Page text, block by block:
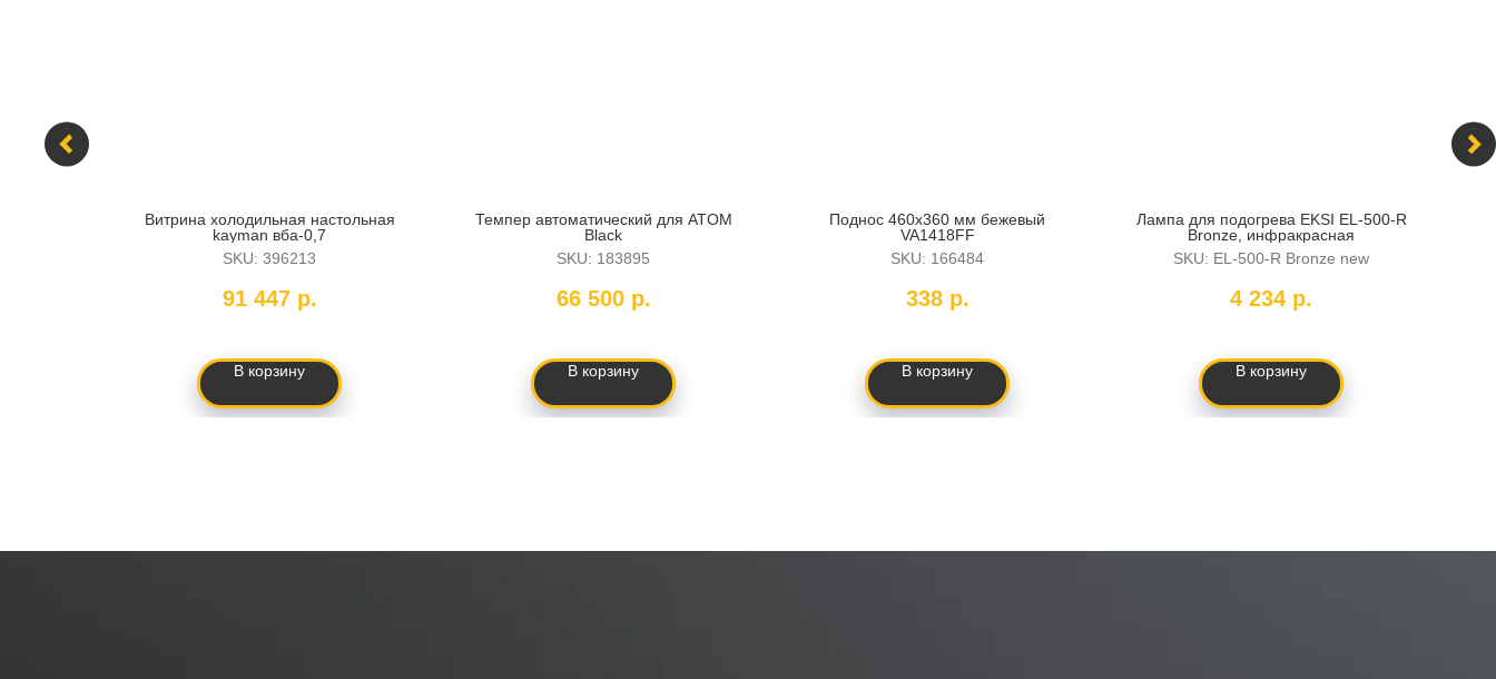
Витрина холодильная настольная
kayman вба-0,7
SKU: 396213
91 447 р.
В корзину
Темпер автоматический для ATOM
Black
SKU: 183895
66 500 р.
В корзину
Поднос 460х360 мм бежевый
VA1418FF
SKU: 166484
338 р.
В корзину
Лампа для подогрева EKSI EL-500-R
Bronze, инфракрасная
SKU: EL-500-R Bronze new
4 234 р.
В корзину